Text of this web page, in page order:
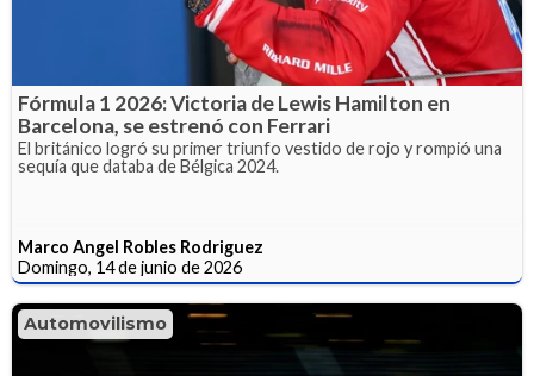
Fórmula 1 2026: Victoria de Lewis Hamilton en
Barcelona, se estrenó con Ferrari
El británico logró su primer triunfo vestido de rojo y rompió una
sequía que databa de Bélgica 2024.
Marco Angel Robles Rodriguez
Domingo, 14 de junio de 2026
Automovilismo